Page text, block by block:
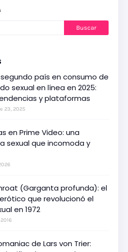
segundo país en consumo de
sexual en línea en 2025:
y plataformas
23, 2025
en Prime Video: una
sexual que incomoda y
(Garganta profunda): el
que revolucionó el
en 1972
de Lars von Trier: